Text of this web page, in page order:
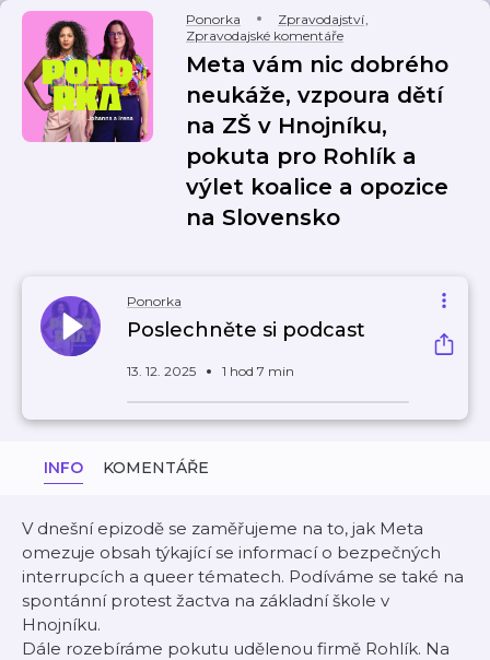
Ponorka Zpravodajství,
Zpravodajské komentáře
Meta vám nic dobrého
neukáže, vzpoura dětí
na ZŠ v Hnojníku,
pokuta pro Rohlík a
výlet koalice a opozice
na Slovensko
Ponorka
Poslechněte si podcast
13. 12. 2025 1 hod 7 min
INFO KOMENTÁŘE
V dnešní epizodě se zaměřujeme na to, jak Meta
omezuje obsah týkající se informací o bezpečných
interrupcích a queer tématech. Podíváme se také na
spontánní protest žactva na základní škole v
Hnojníku.
Dále rozebíráme pokutu udělenou firmě Rohlík. Na